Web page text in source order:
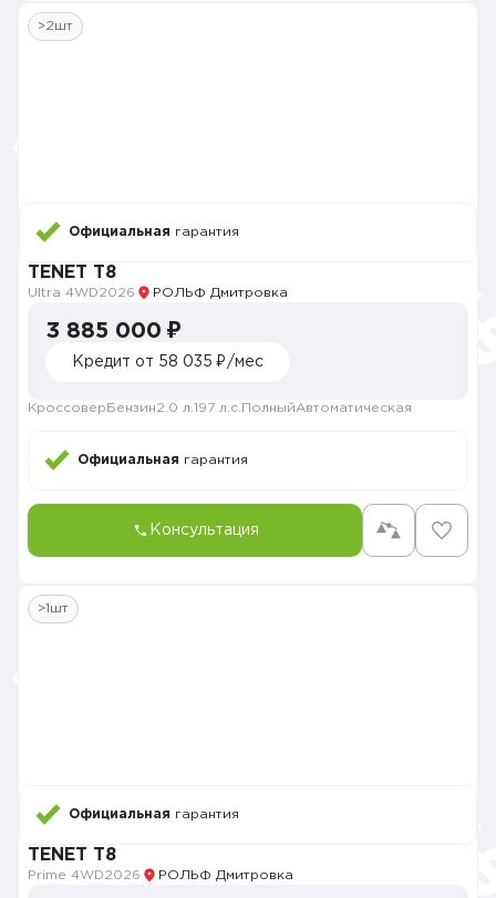
>2шт
Официальная гарантия
TENET T8
Ultra 4WD2026 РОЛЬФ Дмитровка
3 885 000 ₽
Кредит от 58 035 ₽/мес
Кроссовер Бензин2.0 л. 197 л.с. ПолныйАвтоматическая
Официальная гарантия
Консультация
>1шт
Официальная гарантия
TENET T8
Prime 4WD2026 РОЛЬФ Дмитровка